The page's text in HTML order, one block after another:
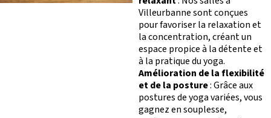
Villeurbanne sont conçues
pour favoriser la relaxation et
la concentration, créant un
espace propice à la détente et
à la pratique du yoga.
Amélioration de la flexibilité
et de la posture: Grâce aux
postures de yoga variées, vous
gagnez en souplesse,